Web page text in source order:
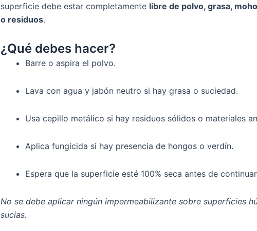
superficie debe estar completamente libre de polvo, grasa,
o residuos.
¿Qué debes hacer?
Barre o aspira el polvo.
Lava con agua y jabón neutro si hay grasa o suciedad.
Usa cepillo metálico si hay residuos sólidos o materiales
Aplica fungicida si hay presencia de hongos o verdín.
Espera que la superficie esté 100% seca antes de
No se debe aplicar ningún impermeabilizante sobre superficies
sucias.